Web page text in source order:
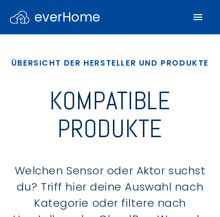
everHome
ÜBERSICHT DER HERSTELLER UND PRODUKTE
KOMPATIBLE
PRODUKTE
Welchen Sensor oder Aktor suchst
du? Triff hier deine Auswahl nach
Kategorie oder filtere nach